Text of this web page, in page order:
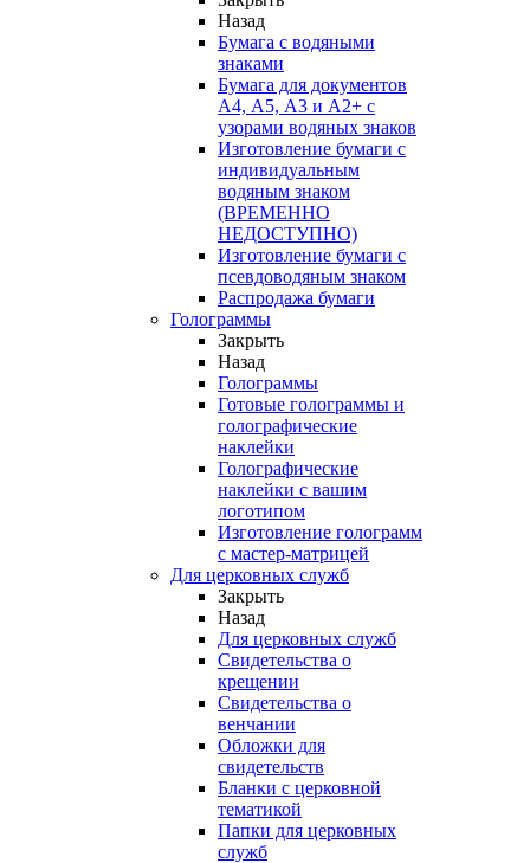
Назад
Бумага с водяными
знаками
Бумага для документов
А4, А5, А3 и А2+ с
узорами водяных знаков
Изготовление бумаги с
индивидуальным
водяным знаком
(ВРЕМЕННО
НЕДОСТУПНО)
Изготовление бумаги с
псевдоводяным знаком
Распродажа бумаги
Голограммы
Закрыть
Назад
Голограммы
Готовые голограммы и
голографические
наклейки
Голографические
наклейки с вашим
логотипом
Изготовление голограмм
с мастер-матрицей
Для церковных служб
Закрыть
Назад
Для церковных служб
Свидетельства о
крещении
Свидетельства о
венчании
Обложки для
свидетельств
Бланки с церковной
тематикой
Папки для церковных
служб